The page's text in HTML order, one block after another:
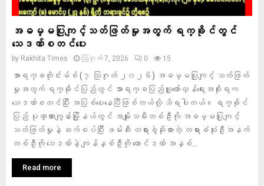
အဓမ္မပြုကျင့်သတ်ဖြတ်မှုအတွက် ရက္ခိုင်တွင်
သေဒဏ်စတင်ပေး
by Rakhita Times ဩဂုတ် 7, 2026 0 15
အာရက္ခတိုင်းမ်စ် (၇ သြဂုတ် ၂၀၂၆) အဓမ္မပြုကျင့် သတ်ဖြတ်
မှုအတွက် ရက္ခိုင်ပြည်တွင် အာရက္ခပြည်သူ့တော်လှန်ရေးအစိုးရက
သေဒဏ်စတင်ပြီး အပြစ်ပေးနေပြီဖြစ်တယ်လို့ သိရပါတယ်။ ရက္ခိုင်
ပြည် ပုဏ္ဏားကျွန်းမြို့နယ်တွင် အမျိုးသမီးတစ်ဦးကို အဓမ္မပြုကျင့်
သတ်ဖြတ်မှုနဲ့ ဆက်စပ်ပြီး ဖမ်းဆီး တရားစွဲဆိုထားတဲ့ တရားခံသုံးဦးအနက်
တစ်ဦးကို သေဒဏ်နဲ့ ကျန်နှစ်ဦးကို ထောင်ဒဏ် အနှစ်...
Read more